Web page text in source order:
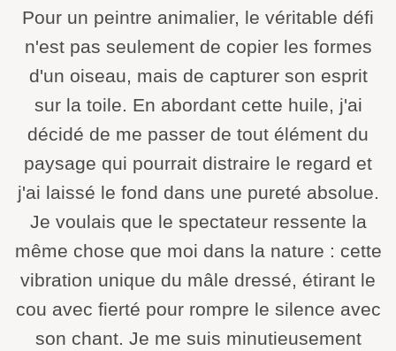
Pour un peintre animalier, le véritable défi
n'est pas seulement de copier les formes
d'un oiseau, mais de capturer son esprit
sur la toile. En abordant cette huile, j'ai
décidé de me passer de tout élément du
paysage qui pourrait distraire le regard et
j'ai laissé le fond dans une pureté absolue.
Je voulais que le spectateur ressente la
même chose que moi dans la nature : cette
vibration unique du mâle dressé, étirant le
cou avec fierté pour rompre le silence avec
son chant. Je me suis minutieusement